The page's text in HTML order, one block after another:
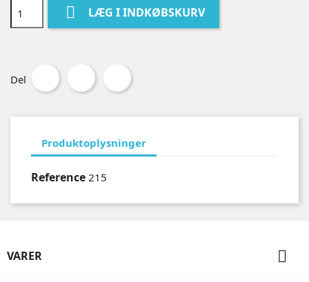
 LÆG I INDKØBSKURV
Del
Produktoplysninger
Reference 215
VARER 